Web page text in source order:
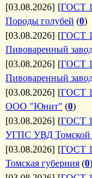
[03.08.2026] [ГОСТ
Породы голубей (0)
[03.08.2026] [ГОСТ
Пивоваренный
[03.08.2026] [ГОСТ
Пивоваренный
[03.08.2026] [ГОСТ
ООО "Юнит" (0)
[03.08.2026] [ГОСТ
УГПС УВД Томской
[03.08.2026] [ГОСТ
Томская губерния (0)